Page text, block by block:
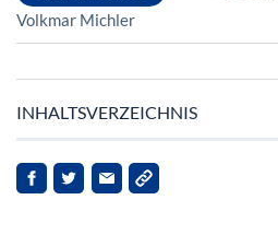
Volkmar Michler
INHALTSVERZEICHNIS
Gewinn geht im dritten Quartal